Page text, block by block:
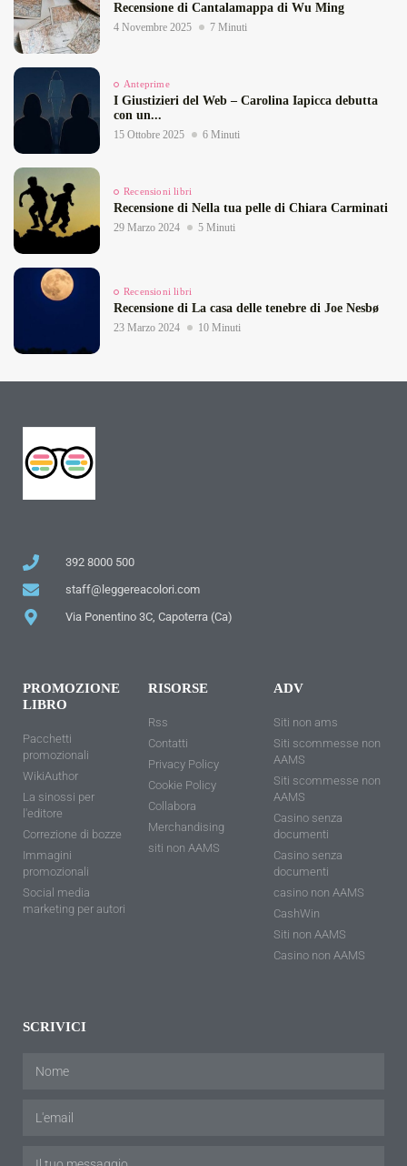
Recensione di Cantalamappa di Wu Ming
4 Novembre 2025 7 Minuti
Anteprime
I Giustizieri del Web – Carolina Iapicca debutta
con un...
15 Ottobre 2025 6 Minuti
Recensioni libri
Recensione di Nella tua pelle di Chiara Carminati
29 Marzo 2024 5 Minuti
Recensioni libri
Recensione di La casa delle tenebre di Joe Nesbø
23 Marzo 2024 10 Minuti
392 8000 500
staff@leggereacolori.com
Via Ponentino 3C, Capoterra (Ca)
PROMOZIONE
LIBRO
Pacchetti
promozionali
WikiAuthor
La sinossi per
l'editore
Correzione di bozze
Immagini
promozionali
Social media
marketing per autori
RISORSE
Rss
Contatti
Privacy Policy
Cookie Policy
Collabora
Merchandising
siti non AAMS
ADV
Siti non ams
Siti scommesse non
AAMS
Siti scommesse non
AAMS
Casino senza
documenti
Casino senza
documenti
casino non AAMS
CashWin
Siti non AAMS
Casino non AAMS
SCRIVICI